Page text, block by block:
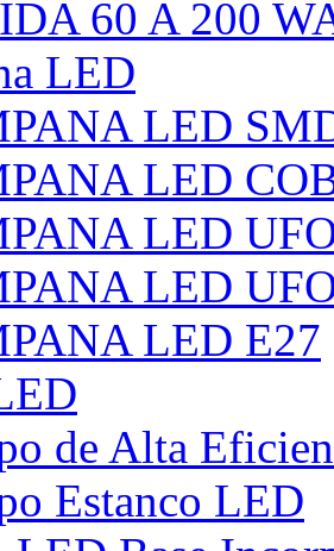
60 A 200
LED
LED
LED
LED
LED
LED E27
de Alta
Estanco LED